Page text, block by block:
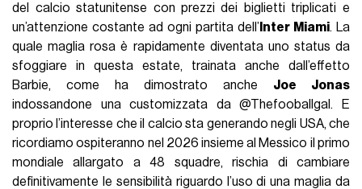
del calcio statunitense con prezzi dei biglietti triplicati e
un’attenzione costante ad ogni partita dell’ Inter Miami. La
quale maglia rosa è rapidamente diventata uno status da
sfoggiare in questa estate, trainata anche dall’effetto
Barbie, come ha dimostrato anche Joe Jonas
indossandone una customizzata da @Thefooballgal. E
proprio l’interesse che il calcio sta generando negli USA, che
ricordiamo ospiteranno nel 2026 insieme al Messico il primo
mondiale allargato a 48 squadre, rischia di cambiare
definitivamente le sensibilità riguardo l’uso di una maglia da